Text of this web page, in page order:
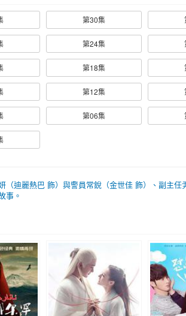
第30集
第24集
第18集
第12集
第06集
（迪麗熱巴 飾）與警員常銳（金世佳 飾）、副主
事。